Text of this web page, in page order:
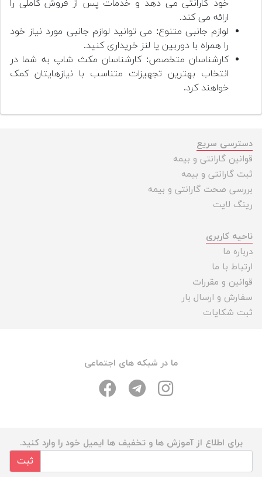
خود گارانتی می دهد و خدمات پس از فروش کاملی را
ارائه می کند.
لوازم جانبی متنوع: می توانید لوازم جانبی مورد نیاز خود
را همراه با دوربین یا لنز خریداری کنید.
کارشناسان متخصص: کارشناسان مکث شاپ به شما در
انتخاب بهترین تجهیزات متناسب با نیازهایتان کمک
خواهند کرد.
دسترسی سریع
قوانین گارانتی و بیمه
ثبت گارانتی و بیمه
بررسی صحت گارانتی و بیمه
رینگ لایت
ناحیه کاربری
درباره ما
ارتباط با ما
قوانین و مقررات
سفارش و ارسال بار
ثبت شکایات
ما در شبکه های اجتماعی
برای اطلاع از آموزش ها و تخفیف ها ایمیل خود را وارد کنید.
ثبت